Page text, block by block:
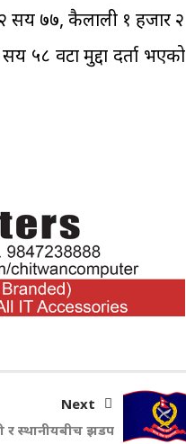
सय ७७, कैलाली १ हजार २
५८ वटा मुद्दा दर्ता भएको
Next
र स्थानीयबीच झडप